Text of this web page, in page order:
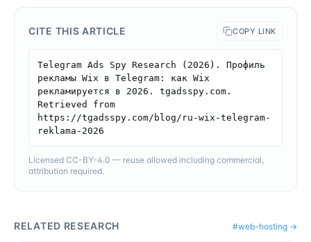
CITE THIS ARTICLE COPY LINK
Telegram Ads Spy Research (2026). Профиль
рекламы Wix в Telegram: как Wix
рекламируется в 2026. tgadsspy.com.
Retrieved from
https://tgadsspy.com/blog/ru-wix-telegram-
reklama-2026
Licensed CC-BY-4.0 — reuse allowed including commercial,
attribution required.
RELATED RESEARCH #web-hosting →